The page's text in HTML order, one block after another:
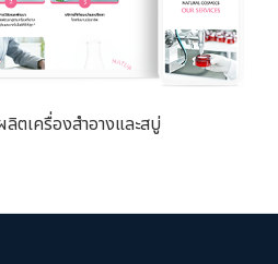
ลิตเครื่องสำอางและสบู่